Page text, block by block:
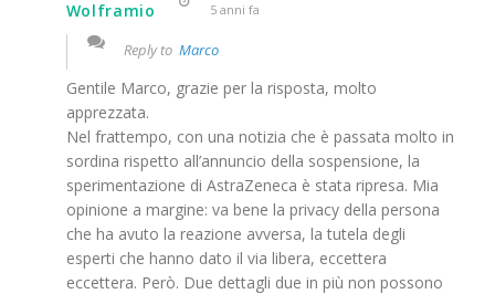
Wolframio 5 anni fa
Reply to Marco
Gentile Marco, grazie per la risposta, molto
apprezzata.
Nel frattempo, con una notizia che è passata molto in
sordina rispetto all’annuncio della sospensione, la
sperimentazione di AstraZeneca è stata ripresa. Mia
opinione a margine: va bene la privacy della persona
che ha avuto la reazione avversa, la tutela degli
esperti che hanno dato il via libera, eccettera
eccettera. Però. Due dettagli due in più non possono